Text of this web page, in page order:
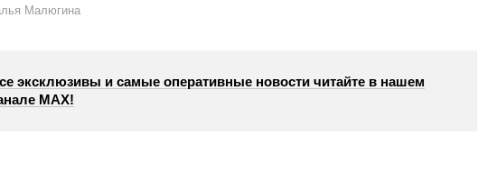
Малюгина
эксклюзивы и самые оперативные новости читайте в нашем
МАХ!